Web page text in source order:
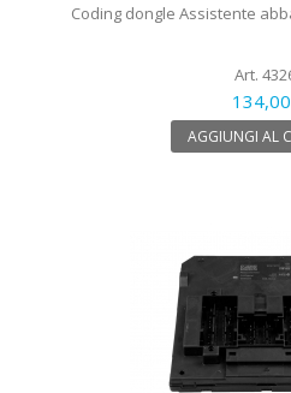
Coding dongle Assistente
Art.
AGGIUNGI AL